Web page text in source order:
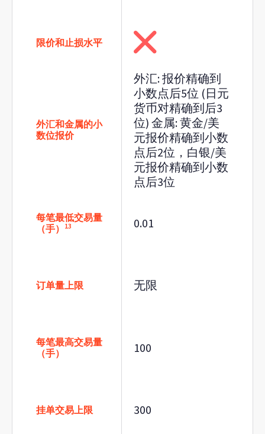
限价和止损水平
外汇和金属的小
数位报价
外汇: 报价精确到
小数点后5位 (日元
货币对精确到后3
位) 金属: 黄金/美
元报价精确到小数
点后2位，白银/美
元报价精确到小数
点后3位
每笔最低交易量
（手）
13 0.01
订单量上限 无限
每笔最高交易量
（手）
100
挂单交易上限 300